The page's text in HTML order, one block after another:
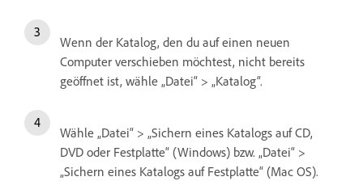
Wenn der Katalog, den du auf einen neuen
Computer verschieben möchtest, nicht bereits
geöffnet ist, wähle „Datei“ > „Katalog“.
Wähle „Datei“ > „Sichern eines Katalogs auf CD,
DVD oder Festplatte“ (Windows) bzw. „Datei“ >
„Sichern eines Katalogs auf Festplatte“ (Mac OS).